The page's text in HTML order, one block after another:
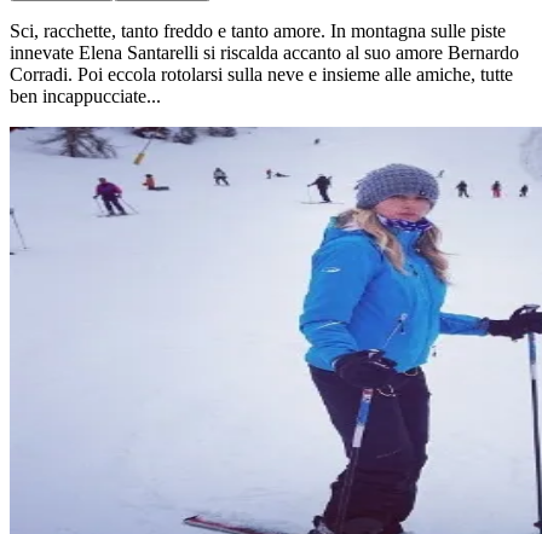
Sci, racchette, tanto freddo e tanto amore. In montagna sulle piste
innevate Elena Santarelli si riscalda accanto al suo amore Bernardo
Corradi. Poi eccola rotolarsi sulla neve e insieme alle amiche, tutte
ben incappucciate...